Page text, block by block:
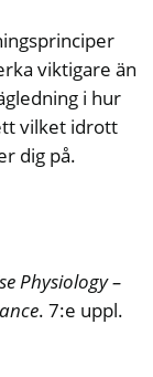
viktigare än
i hur
vilket idrott
dig på.
Physiology –
. 7:e uppl.